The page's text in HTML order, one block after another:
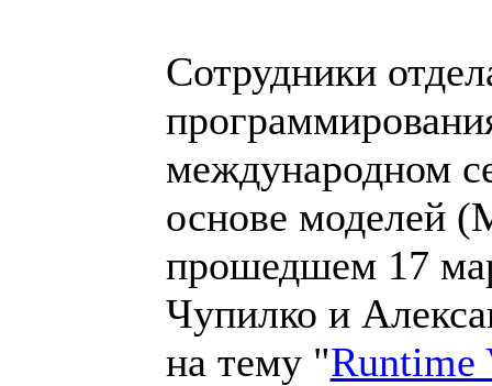
Сотрудники
международном
основе моделей
прошедшем 17
Чупилко и
на тему "Runtime